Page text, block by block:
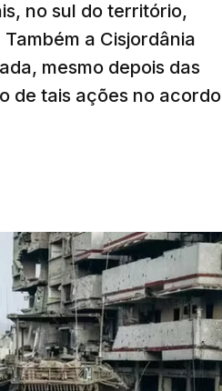
no sul do território,
a Cisjordânia
mesmo depois das
de tais ações no acordo